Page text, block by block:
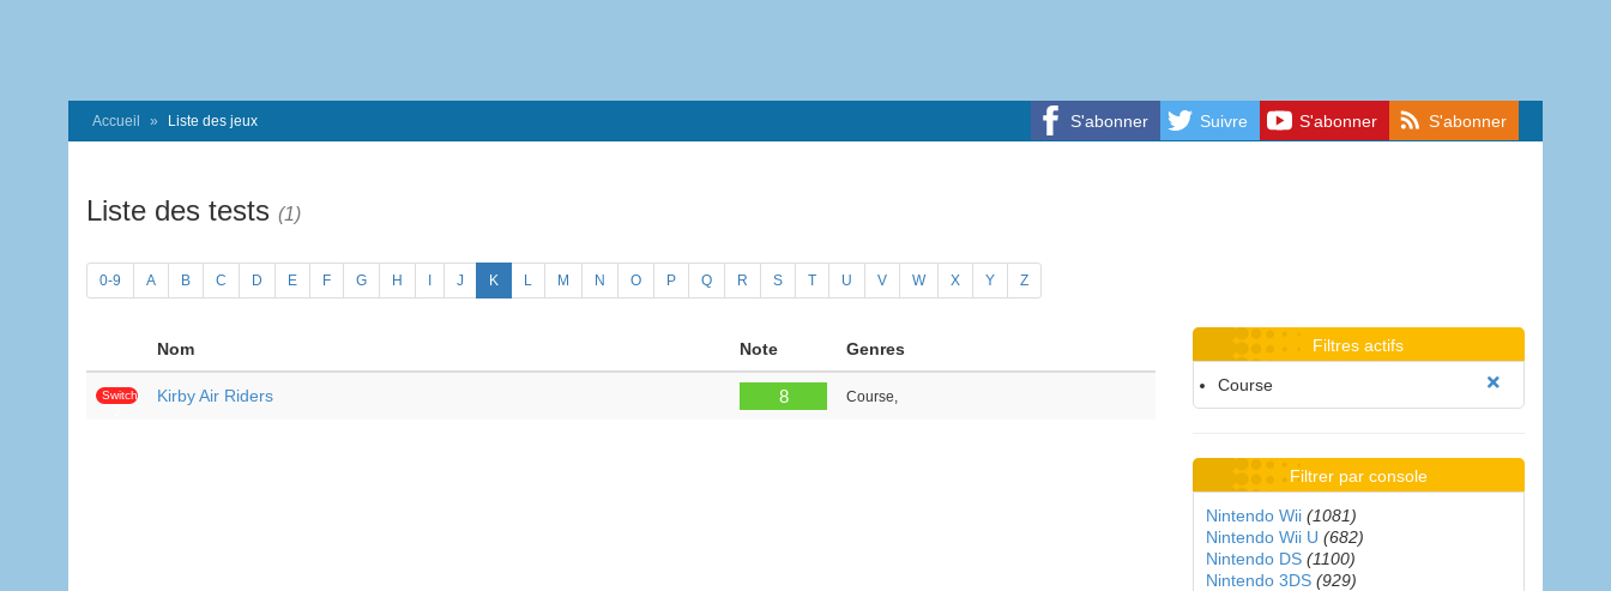
S'abonner Suivre S'abonner S'abonner
Accueil Liste des jeux
Liste des tests (1)
0-9 A B C D E F G H J K L M N O P Q R S T U V W X Y Z
Nom Note Genres
Switch
Kirby Air Riders 8 Course,
Filtres actifs
Course
Filtrer par console
Nintendo Wii (1081)
Nintendo Wii U (682)
Nintendo DS (1100)
Nintendo 3DS (929)